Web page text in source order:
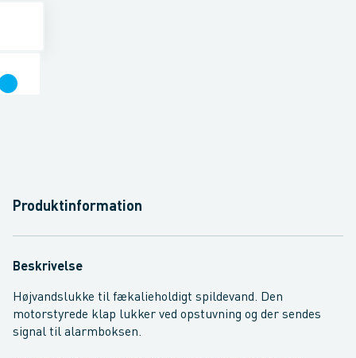
Produktinformation
Beskrivelse
Højvandslukke til fækalieholdigt spildevand. Den
motorstyrede klap lukker ved opstuvning og der sendes
signal til alarmboksen.